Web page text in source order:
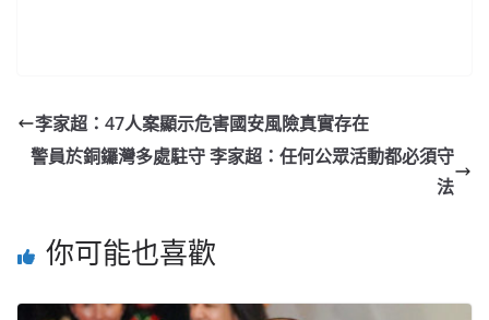
李家超：47人案顯示危害國安風險真實存在
警員於銅鑼灣多處駐守 李家超：任何公眾活動都必須守
法
你可能也喜歡